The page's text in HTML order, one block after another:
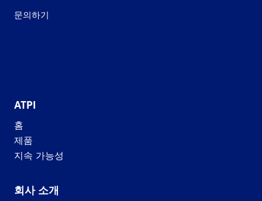
문의하기
ATPI
홈
제품
지속 가능성
회사 소개